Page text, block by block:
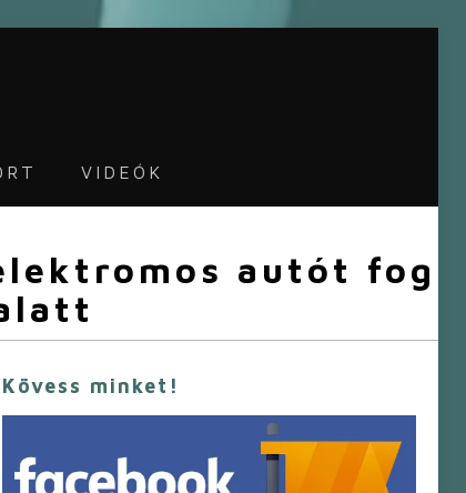
VIDEÓK
autót fog
Kövess minket!